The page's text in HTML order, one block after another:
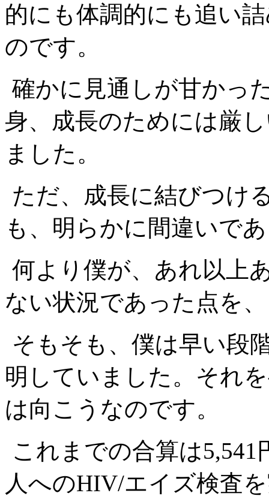
的にも体調的にも追い
のです。
確かに見通しが甘かっ
身、成長のためには厳
ました。
ただ、成長に結びつけ
も、明らかに間違いで
何より僕が、あれ以上
ない状況であった点を
そもそも、僕は早い段
明していました。それ
は向こうなのです。
これまでの合算は
人へのHIV/エイズ検査